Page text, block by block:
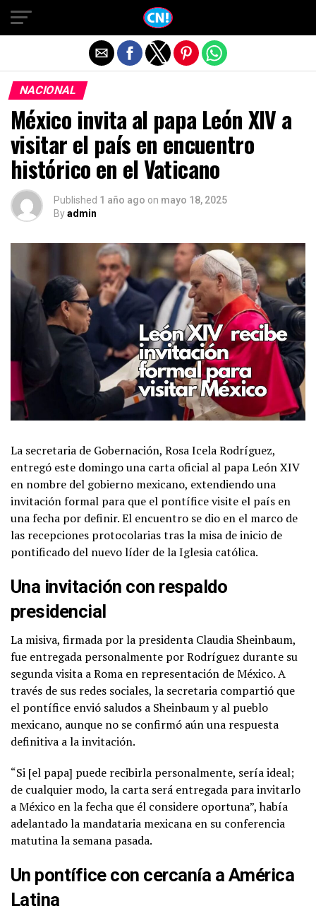
NACIONAL
México invita al papa León XIV a
visitar el país en encuentro
histórico en el Vaticano
Published 1 año ago on mayo 18, 2025
Byadmin
La secretaria de Gobernación, Rosa Icela Rodríguez,
entregó este domingo una carta oficial al papa León XIV
en nombre del gobierno mexicano, extendiendo una
invitación formal para que el pontífice visite el país en
una fecha por definir. El encuentro se dio en el marco de
las recepciones protocolarias tras la misa de inicio de
pontificado del nuevo líder de la Iglesia católica.
Una invitación con respaldo
presidencial
La misiva, firmada por la presidenta Claudia Sheinbaum,
fue entregada personalmente por Rodríguez durante su
segunda visita a Roma en representación de México. A
través de sus redes sociales, la secretaria compartió que
el pontífice envió saludos a Sheinbaum y al pueblo
mexicano, aunque no se confirmó aún una respuesta
definitiva a la invitación.
“Si [el papa] puede recibirla personalmente, sería ideal;
de cualquier modo, la carta será entregada para invitarlo
a México en la fecha que él considere oportuna”, había
adelantado la mandataria mexicana en su conferencia
matutina la semana pasada.
Un pontífice con cercanía a América
Latina
Salir de la versión móvil